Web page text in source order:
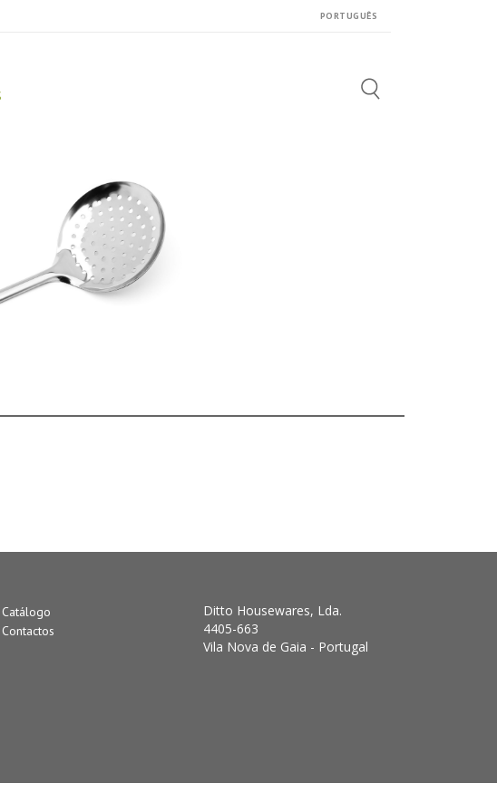
PORTUGUÊS
Search
Catálogo
Contactos
Ditto Housewares, Lda.
4405-663
Vila Nova de Gaia - Portugal